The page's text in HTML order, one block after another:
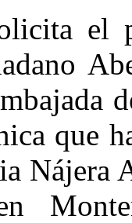
el
que
Nájera